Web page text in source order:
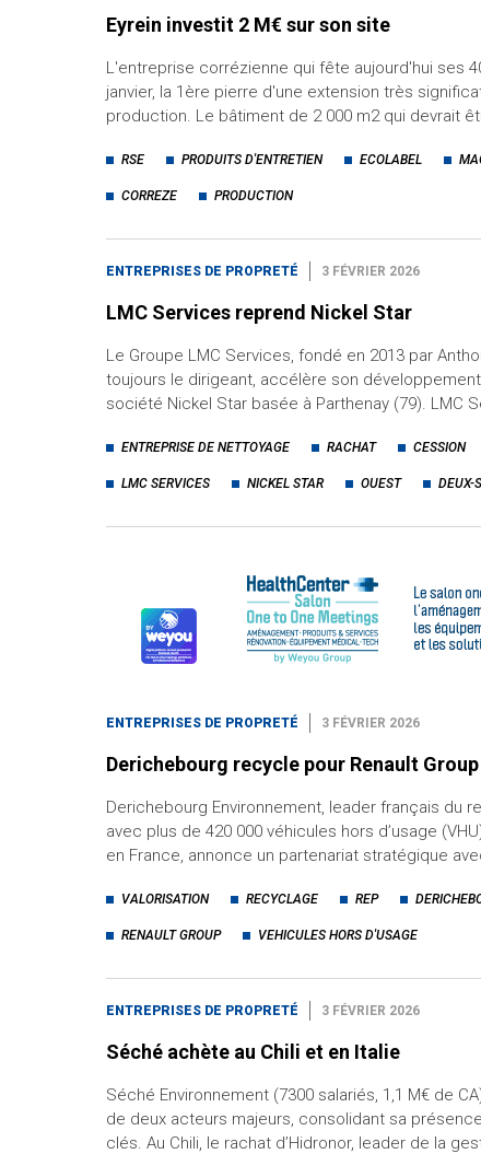
Eyrein investit 2 M€ sur son site
L'entreprise corrézienne qui fête aujourd'hui ses
janvier, la 1ère pierre d'une extension très
production. Le bâtiment de 2 000 m2 qui devrait
RSE PRODUITS D'ENTRETIEN ECOLABEL
CORREZE PRODUCTION
ENTREPRISES DE PROPRETÉ 3 FÉVRIER 2026
LMC Services reprend Nickel Star
Le Groupe LMC Services, fondé en 2013 par
toujours le dirigeant, accélère son
société Nickel Star basée à Parthenay (79). LMC
ENTREPRISE DE NETTOYAGE RACHAT CESSION
LMC SERVICES NICKEL STAR OUEST DEUX-
ENTREPRISES DE PROPRETÉ 3 FÉVRIER 2026
Derichebourg recycle pour Renault Group
Derichebourg Environnement, leader français du
avec plus de 420 000 véhicules hors d’usage
en France, annonce un partenariat stratégique
VALORISATION RECYCLAGE REP
RENAULT GROUP VEHICULES HORS D'USAGE
ENTREPRISES DE PROPRETÉ 3 FÉVRIER 2026
Séché achète au Chili et en Italie
Séché Environnement (7300 salariés, 1,1 M€ de
de deux acteurs majeurs, consolidant sa
clés. Au Chili, le rachat d’Hidronor, leader de la